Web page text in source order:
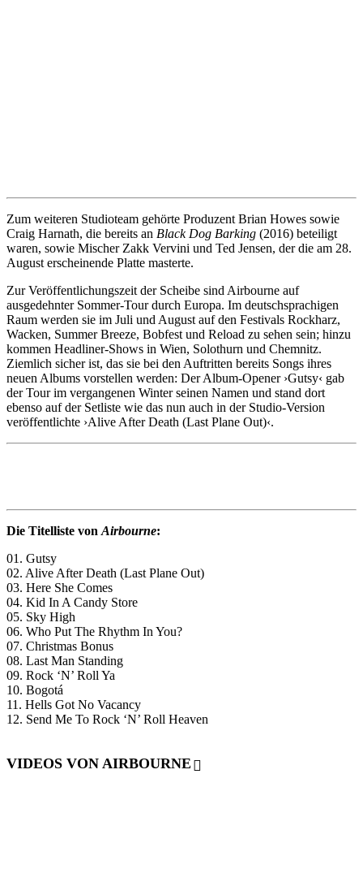
Zum weiteren Studioteam gehörte Produzent Brian Howes sowie
Craig Harnath, die bereits an Black Dog Barking (2016) beteiligt
waren, sowie Mischer Zakk Vervini und Ted Jensen, der die am 28.
August erscheinende Platte masterte.
Zur Veröffentlichungszeit der Scheibe sind Airbourne auf
ausgedehnter Sommer-Tour durch Europa. Im deutschsprachigen
Raum werden sie im Juli und August auf den Festivals Rockharz,
Wacken, Summer Breeze, Bobfest und Reload zu sehen sein; hinzu
kommen Headliner-Shows in Wien, Solothurn und Chemnitz.
Ziemlich sicher ist, das sie bei den Auftritten bereits Songs ihres
neuen Albums vorstellen werden: Der Album-Opener ›Gutsy‹ gab
der Tour im vergangenen Winter seinen Namen und stand dort
ebenso auf der Setliste wie das nun auch in der Studio-Version
veröffentlichte ›Alive After Death (Last Plane Out)‹.
Die Titelliste von Airbourne:
01. Gutsy
02. Alive After Death (Last Plane Out)
03. Here She Comes
04. Kid In A Candy Store
05. Sky High
06. Who Put The Rhythm In You?
07. Christmas Bonus
08. Last Man Standing
09. Rock ‘N’ Roll Ya
10. Bogotá
11. Hells Got No Vacancy
12. Send Me To Rock ‘N’ Roll Heaven
VIDEOS VON AIRBOURNE